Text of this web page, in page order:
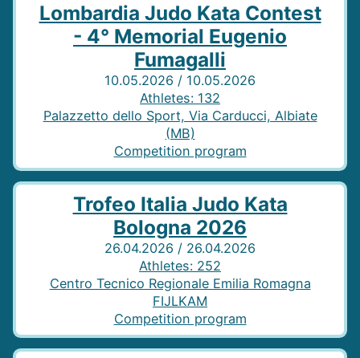
Lombardia Judo Kata Contest
- 4° Memorial Eugenio
Fumagalli
10.05.2026 / 10.05.2026
Athletes: 132
Palazzetto dello Sport, Via Carducci, Albiate
(MB)
Competition program
Trofeo Italia Judo Kata
Bologna 2026
26.04.2026 / 26.04.2026
Athletes: 252
Centro Tecnico Regionale Emilia Romagna
FIJLKAM
Competition program